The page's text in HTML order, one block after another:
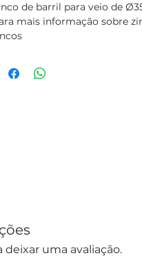
de barril para veio de
mais informação sobre
uma avaliação.